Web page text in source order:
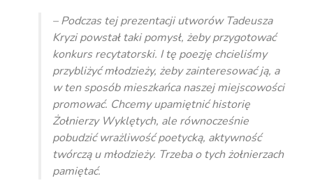
– Podczas tej prezentacji utworów Tadeusza
Kryzi powstał taki pomysł, żeby przygotować
konkurs recytatorski. I tę poezję chcieliśmy
przybliżyć młodzieży, żeby zainteresować ją, a
w ten sposób mieszkańca naszej miejscowości
promować. Chcemy upamiętnić historię
Żołnierzy Wyklętych, ale równocześnie
pobudzić wrażliwość poetycką, aktywność
twórczą u młodzieży. Trzeba o tych żołnierzach
pamiętać.